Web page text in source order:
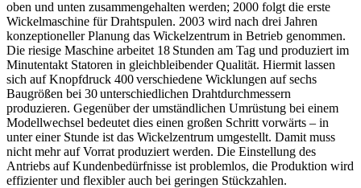
oben und unten zusammengehalten werden; 2000 folgt die erste
Wickelmaschine für Drahtspulen. 2003 wird nach drei Jahren
konzeptioneller Planung das Wickelzentrum in Betrieb genommen.
Die riesige Maschine arbeitet 18 Stunden am Tag und produziert im
Minutentakt Statoren in gleichbleibender Qualität. Hiermit lassen
sich auf Knopfdruck 400 verschiedene Wicklungen auf sechs
Baugrößen bei 30 unterschiedlichen Drahtdurchmessern
produzieren. Gegenüber der umständlichen Umrüstung bei einem
Modellwechsel bedeutet dies einen großen Schritt vorwärts – in
unter einer Stunde ist das Wickelzentrum umgestellt. Damit muss
nicht mehr auf Vorrat produziert werden. Die Einstellung des
Antriebs auf Kundenbedürfnisse ist problemlos, die Produktion wird
effizienter und flexibler auch bei geringen Stückzahlen.